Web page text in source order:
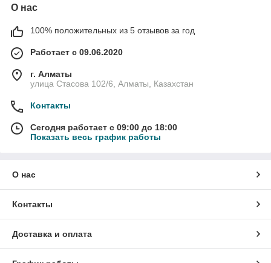
О нас
100% положительных из 5 отзывов за год
Работает с 09.06.2020
г. Алматы
улица Стасова 102/6, Алматы, Казахстан
Контакты
Сегодня работает с 09:00 до 18:00
Показать весь график работы
О нас
Контакты
Доставка и оплата